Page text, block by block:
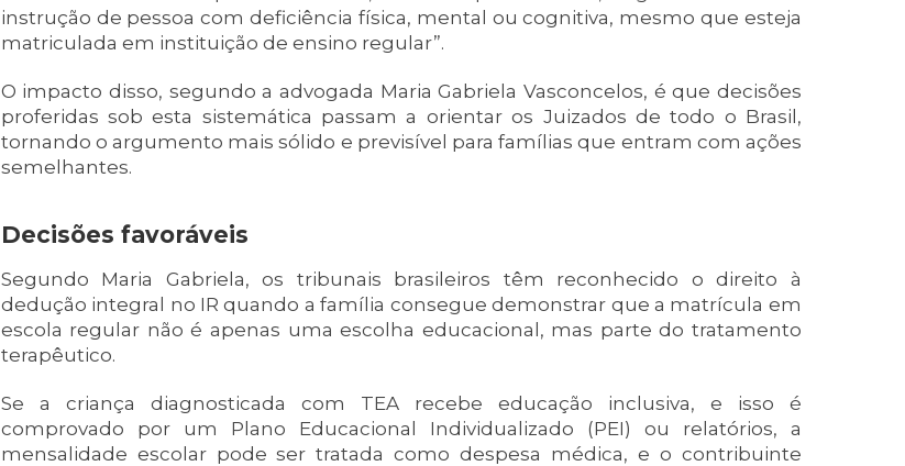
instrução de pessoa com deficiência física, mental ou cognitiva, mesmo que esteja
matriculada em instituição de ensino regular”.
O impacto disso, segundo a advogada Maria Gabriela Vasconcelos, é que decisões
proferidas sob esta sistemática passam a orientar os Juizados de todo o Brasil,
tornando o argumento mais sólido e previsível para famílias que entram com ações
semelhantes.
Decisões favoráveis
Segundo Maria Gabriela, os tribunais brasileiros têm reconhecido o direito à
dedução integral no IR quando a família consegue demonstrar que a matrícula em
escola regular não é apenas uma escolha educacional, mas parte do tratamento
terapêutico.
Se a criança diagnosticada com TEA recebe educação inclusiva, e isso é
comprovado por um Plano Educacional Individualizado (PEI) ou relatórios, a
mensalidade escolar pode ser tratada como despesa médica, e o contribuinte